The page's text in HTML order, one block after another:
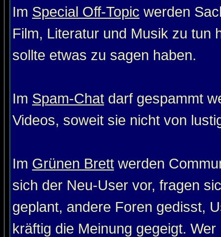
Im Special Off-Topic werden
Film, Literatur und Musik zu tun
sollte etwas zu sagen haben.
Im Spam-Chat darf gespammt
Videos, soweit sie nicht von
Im Grünen Brett werden
sich der Neu-User vor, fragen
geplant, andere Foren gedisst,
kräftig die Meinung gegeigt.